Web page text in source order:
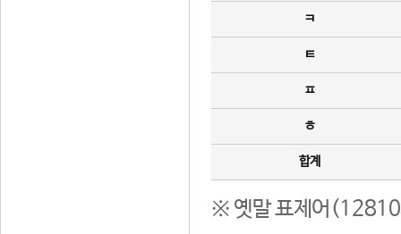
ㅋ
ㅌ
ㅍ
ㅎ
합계
※ 옛말 표제어(12810